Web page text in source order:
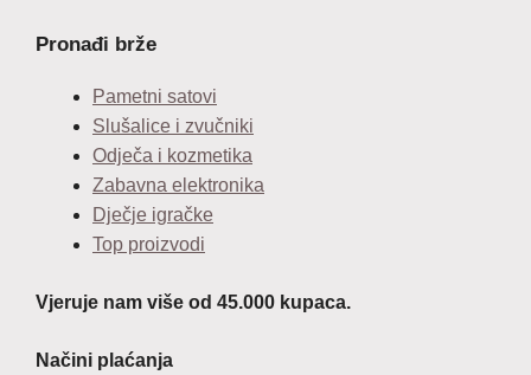
Pronađi brže
Pametni satovi
Slušalice i zvučniki
Odječa i kozmetika
Zabavna elektronika
Dječje igračke
Top proizvodi
Vjeruje nam više od 45.000 kupaca.
Načini plaćanja